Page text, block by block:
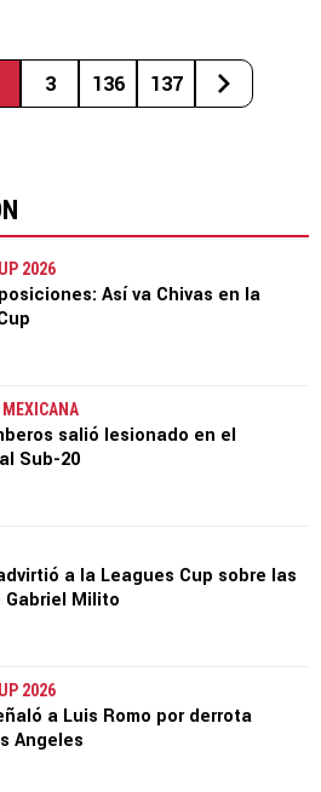
3 136 137
2026
Así va Chivas en la
MEXICANA
salió lesionado en el
Sub-20
a la Leagues Cup sobre las
Gabriel Milito
2026
a Luis Romo por derrota
Angeles